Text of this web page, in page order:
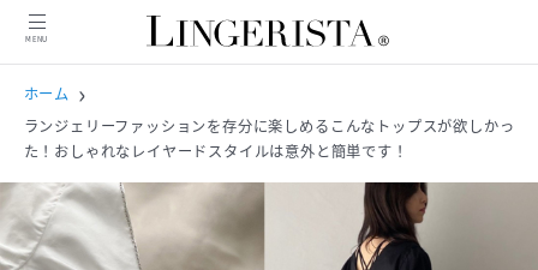
MENU
ニュース
インタビュー
ホーム
ランジェリーファッションを存分に楽しめるこんなトップスが欲しかっ
た！おしゃれなレイヤードスタイルは意外と簡単です！